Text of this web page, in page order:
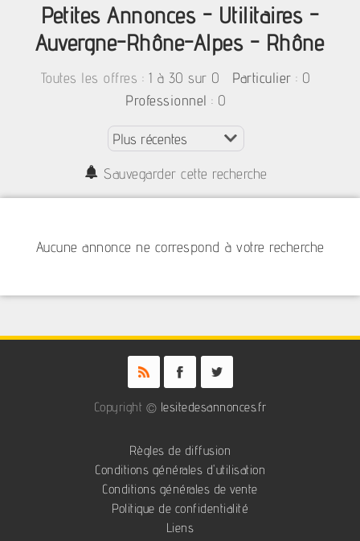
Petites Annonces - Utilitaires -
Auvergne-Rhône-Alpes - Rhône
Toutes les offres : 1 à 30 sur 0 Particulier : 0
Professionnel : 0
Sauvegarder cette recherche
Aucune annonce ne correspond à votre recherche
Copyright © lesitedesannonces.fr
Règles de diffusion
Conditions générales d'utilisation
Conditions générales de vente
Politique de confidentialité
Liens